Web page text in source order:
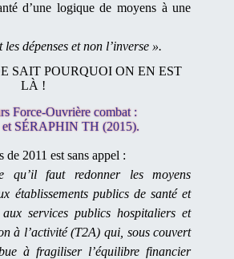
d’une logique de moyens à une
dépenses et non l’inverse ».
SAIT POURQUOI ON EN EST
LÀ !
Force-Ouvrière combat :
SÉRAPHIN TH (2015).
2011 est sans appel :
qu’il faut redonner les moyens
établissements publics de santé et
services publics hospitaliers et
à l’activité (T2A) qui, sous couvert
à fragiliser l’équilibre financier